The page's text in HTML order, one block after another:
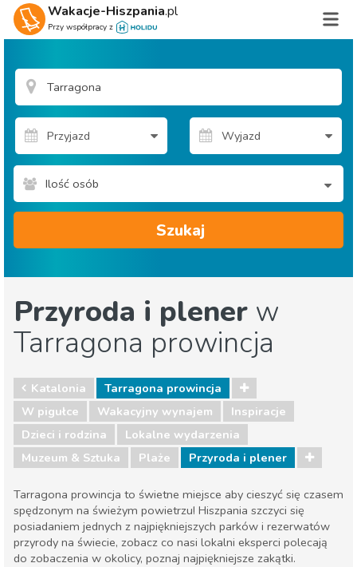
Wakacje-Hiszpania.pl
Przy współpracy z
Ilość osób
Szukaj
Przyroda i plener w
Tarragona prowincja
Katalonia
Tarragona prowincja
W pigułce
Wakacyjny wynajem
Inspiracje
Dzieci i rodzina
Lokalne wydarzenia
Muzeum & Sztuka
Plaże Przyroda i plener
Tarragona prowincja to świetne miejsce aby cieszyć się czasem
spędzonym na świeżym powietrzu! Hiszpania szczyci się
posiadaniem jednych z najpiękniejszych parków i rezerwatów
przyrody na świecie, zobacz co nasi lokalni eksperci polecają
do zobaczenia w okolicy, poznaj najpiękniejsze zakątki.